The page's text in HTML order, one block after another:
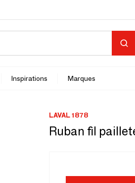
Inspirations Marques
LAVAL 1878
Ruban fil